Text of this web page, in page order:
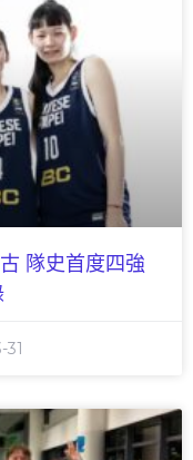
隊史首度四強